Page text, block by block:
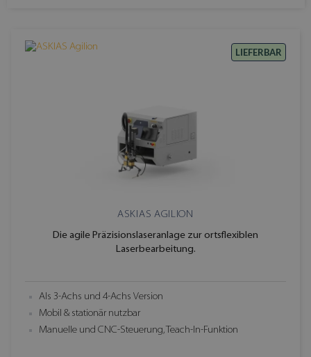
LIEFERBAR
ASKIAS AGILION
Die agile Präzisionslaseranlage zur ortsflexiblen
Laserbearbeitung.
Als 3-Achs und 4-Achs Version
Mobil & stationär nutzbar
Manuelle und CNC-Steuerung, Teach-In-Funktion